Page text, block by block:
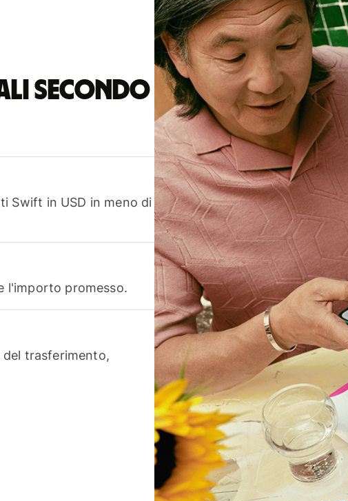
secondo
Swift in USD in meno di
l'importo promesso.
trasferimento,